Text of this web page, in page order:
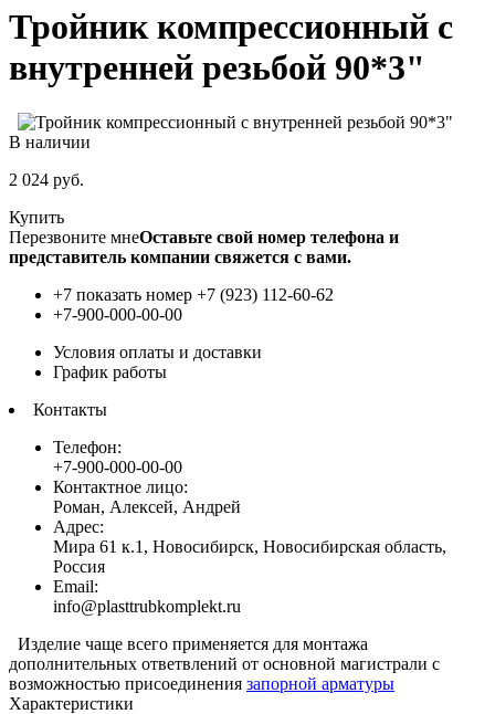
Тройник компрессионный с
внутренней резьбой 90*3"
В наличии
2 024 руб.
Купить
Перезвоните мнеОставьте свой номер телефона и
представитель компании свяжется с вами.
+7 показать номер +7 (923) 112-60-62
+7-900-000-00-00
Условия оплаты и доставки
График работы
Контакты
Телефон:
+7-900-000-00-00
Контактное лицо:
Роман, Алексей, Андрей
Адрес:
Мира 61 к.1, Новосибирск, Новосибирская область,
Россия
Email:
info@plasttrubkomplekt.ru
Изделие чаще всего применяется для монтажа
дополнительных ответвлений от основной магистрали с
возможностью присоединения запорной арматуры
Характеристики